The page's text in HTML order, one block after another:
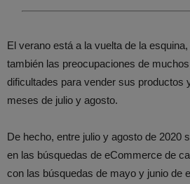
El verano está a la vuelta de la
también las preocupaciones de
dificultades para vender sus productos
meses de julio y agosto.
De hecho, entre julio y agosto de 2020
en las búsquedas de eCommerce de
con las búsquedas de mayo y junio de